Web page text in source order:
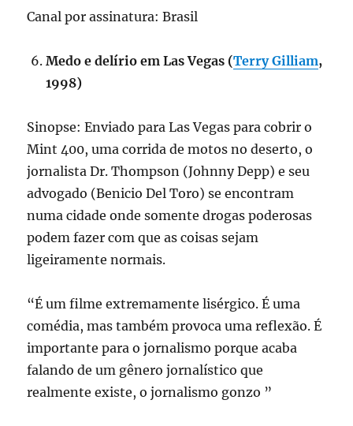
Canal por assinatura: Brasil
Medo e delírio em Las Vegas (Terry Gilliam,
1998)
Sinopse: Enviado para Las Vegas para cobrir o
Mint 400, uma corrida de motos no deserto, o
jornalista Dr. Thompson (Johnny Depp) e seu
advogado (Benicio Del Toro) se encontram
numa cidade onde somente drogas poderosas
podem fazer com que as coisas sejam
ligeiramente normais.
“É um filme extremamente lisérgico. É uma
comédia, mas também provoca uma reflexão. É
importante para o jornalismo porque acaba
falando de um gênero jornalístico que
realmente existe, o jornalismo gonzo ”